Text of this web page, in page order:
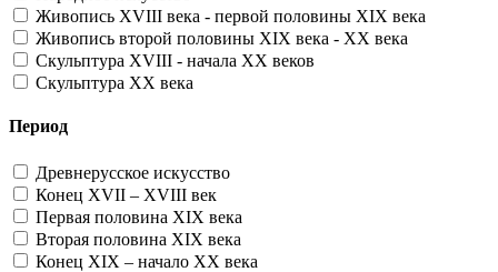
Живопись XVIII века - первой половины XIX века
Живопись второй половины XIX века - XX века
Скульптура XVIII - начала XX веков
Скульптура XX века
Период
Древнерусское искусство
Конец XVII – XVIII век
Первая половина XIX века
Вторая половина XIX века
Конец XIX – начало XX века